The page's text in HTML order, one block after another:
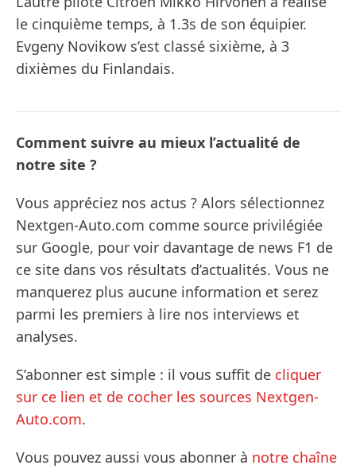
le cinquième temps, à 1.3s de son équipier.
Evgeny Novikow s’est classé sixième, à 3
dixièmes du Finlandais.
Comment suivre au mieux l’actualité de
notre site ?
Vous appréciez nos actus ? Alors sélectionnez
Nextgen-Auto.com comme source privilégiée
sur Google, pour voir davantage de news F1 de
ce site dans vos résultats d’actualités. Vous ne
manquerez plus aucune information et serez
parmi les premiers à lire nos interviews et
analyses.
S’abonner est simple : il vous suffit de cliquer
sur ce lien et de cocher les sources Nextgen-
Auto.com.
Vous pouvez aussi vous abonner à notre chaîne